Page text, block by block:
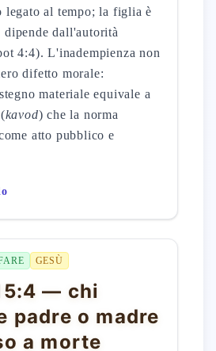
legato al tempo; la figlia è
dipende dall'autorità
4:4). L'inadempienza non
difetto morale:
materiale equivale a
kavod) che la norma
atto pubblico e
GESÙ
— chi
padre o madre
a morte